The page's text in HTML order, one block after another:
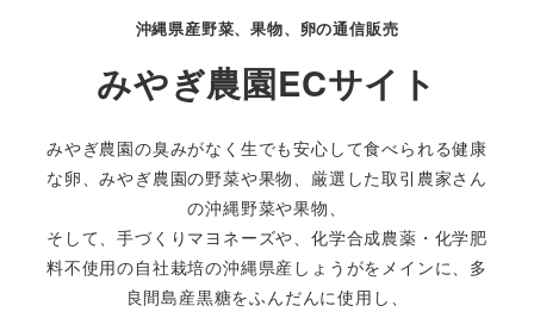
沖縄県産野菜、果物、卵の通信販売
みやぎ農園ECサイト
みやぎ農園の臭みがなく生でも安心して食べられる健康
な卵、みやぎ農園の野菜や果物、厳選した取引農家さん
の沖縄野菜や果物、
そして、手づくりマヨネーズや、化学合成農薬・化学肥
料不使用の自社栽培の沖縄県産しょうがをメインに、多
良間島産黒糖をふんだんに使用し、